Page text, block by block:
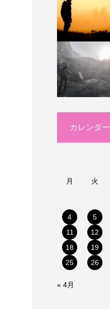
カレンダー
月 火
4
5
11
12
18
19
25
26
« 4月